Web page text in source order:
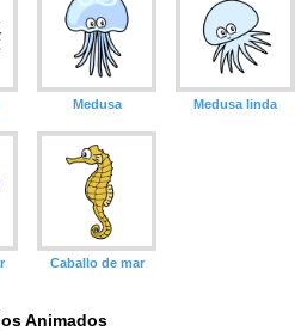
Medusa Medusa linda
Caballo de mar
Animados